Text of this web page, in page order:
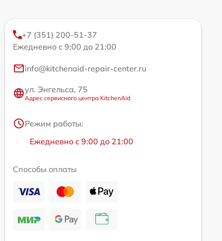
+7 (351) 200-51-37
Ежедневно с 9:00 до 21:00
info@kitchenaid-repair-center.ru
ул. Энгельса, 75
Адрес сервисного центра KitchenAid
Режим работы:
Ежедневно с 9:00 до 21:00
Способы оплаты